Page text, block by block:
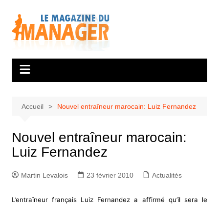
contenu
Accueil Nouvel entraîneur marocain: Luiz Fernandez
Nouvel entraîneur marocain:
Luiz Fernandez
Martin Levalois 23 février 2010 Actualités
L’entraîneur français Luiz Fernandez a affirmé qu’il sera le